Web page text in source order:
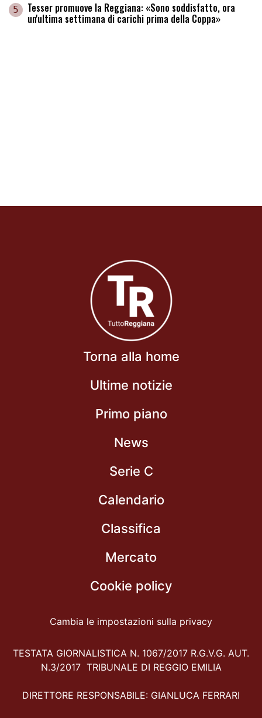
5 Tesser promuove la Reggiana: «Sono soddisfatto, ora
un'ultima settimana di carichi prima della Coppa»
Torna alla home
Ultime notizie
Primo piano
News
Serie C
Calendario
Classifica
Mercato
Cookie policy
Cambia le impostazioni sulla privacy
TESTATA GIORNALISTICA N. 1067/2017 R.G.V.G. AUT.
N.3/2017 TRIBUNALE DI REGGIO EMILIA
DIRETTORE RESPONSABILE: GIANLUCA FERRARI